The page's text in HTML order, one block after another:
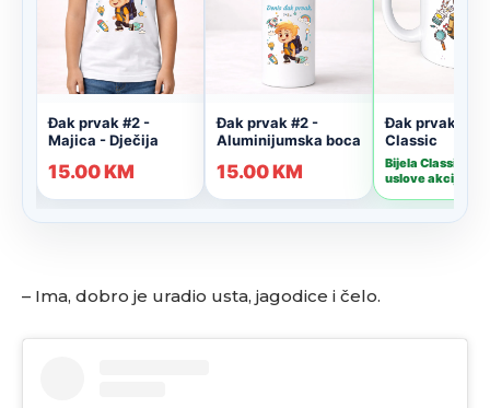
– Ima, dobro je uradio usta, jagodice i čelo.